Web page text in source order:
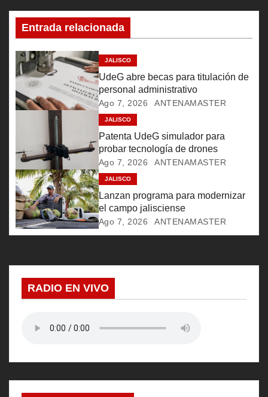
c
i
ó
n
d
e
n
t
r
a
Entrada relacionada
JALISCO
UdeG abre becas para titulación de
personal administrativo
Ago 7, 2026 ANTENAMASTER
JALISCO
Patenta UdeG simulador para
probar tecnología de drones
Ago 7, 2026 ANTENAMASTER
JALISCO
Lanzan programa para modernizar
el campo jalisciense
Ago 7, 2026 ANTENAMASTER
RADIO EN VIVO